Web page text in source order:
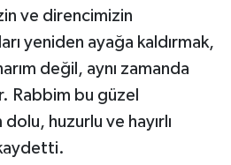
ve direncimizin
yeniden ayağa kaldırmak,
değil, aynı zamanda
Rabbim bu güzel
huzurlu ve hayırlı